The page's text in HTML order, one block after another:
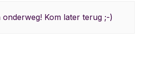
onderweg! Kom later terug ;-)